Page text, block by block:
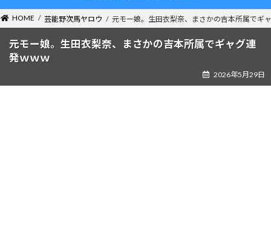
ン
ツ
ー
シ
HOME 芸能野次馬ヤロウ 元モー娘。生田衣梨奈、まさかの吉本所属でギ
元モー娘。生田衣梨奈、まさかの吉本所属でギャグ連
発ｗｗｗ
2026年5月29日